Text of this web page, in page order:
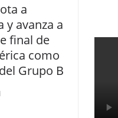
a
y avanza a
final de
como
Grupo B